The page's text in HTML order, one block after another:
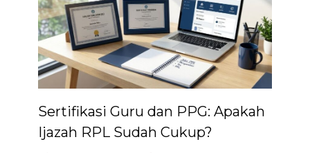
Sertifikasi Guru dan PPG: Apakah
Ijazah RPL Sudah Cukup?